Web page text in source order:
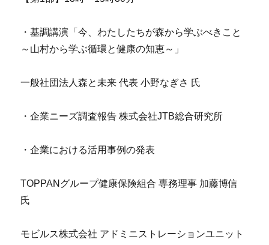
・基調講演「今、わたしたちが森から学ぶべきこと
～山村から学ぶ循環と健康の知恵～」
一般社団法人森と未来 代表 小野なぎさ 氏
・企業ニーズ調査報告 株式会社JTB総合研究所
・企業における活用事例の発表
TOPPANグループ健康保険組合 専務理事 加藤博信
氏
モビルス株式会社 アドミニストレーションユニット